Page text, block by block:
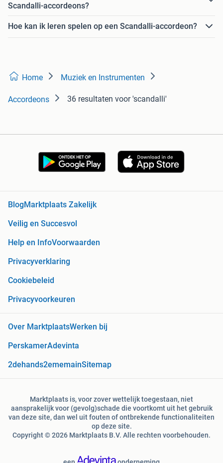
Scandalli-accordeons?
Hoe kan ik leren spelen op een Scandalli-accordeon?
Home Muziek en Instrumenten
Accordeons 36 resultaten voor 'scandalli'
BlogMarktplaats Zakelijk
Veilig en Succesvol
Help en InfoVoorwaarden
Privacyverklaring
Cookiebeleid
Privacyvoorkeuren
Over MarktplaatsWerken bij
PerskamerAdevinta
2dehands2ememainSitemap
Marktplaats is, voor zover wettelijk toegestaan, niet
aansprakelijk voor (gevolg)schade die voortkomt uit het gebruik
van deze site, dan wel uit fouten of ontbrekende functionaliteiten
op deze site.
Copyright © 2026 Marktplaats B.V. Alle rechten voorbehouden.